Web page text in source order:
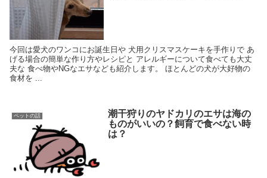
今回は愛犬のワンコにお誕生日や 犬用クリスマスケーキを手作りで あ
げる場合の簡単な作り方やレシピと アレルギーについて食べても大丈
夫な 食べ物やNGなエサなども紹介します。 ほとんどの犬が大好物の
食材を ...
ペットの話
潮干狩りのヤドカリのエサは海の
ものがいいの？飼育で食べない時
は？